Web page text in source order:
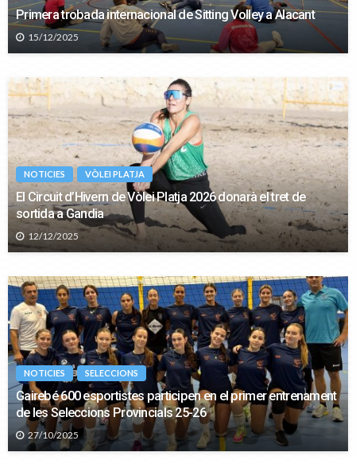
Primera trobada internacional de Sitting Volley a Alacant
15/12/2025
NOTICIES VÒLEI PLATJA
El Circuit d’Hivern de Vòlei Platja 2026 donarà el tret de
sortida a Gandia
12/12/2025
NOTICIES SELECCIONS
Gairebé 600 esportistes participen en el primer entrenament
de les Seleccions Provincials 25-26
27/10/2025